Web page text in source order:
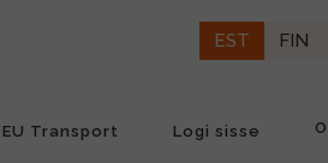
EST FIN
EU Transport Logi sisse